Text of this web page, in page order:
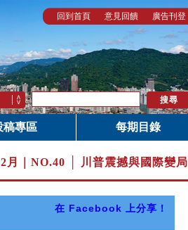
回到首頁 意見回饋 廣告刊登
稿專區 每期目錄
月｜ NO.40 │ 川普震撼與國際變局
在 Facebook 上分享！